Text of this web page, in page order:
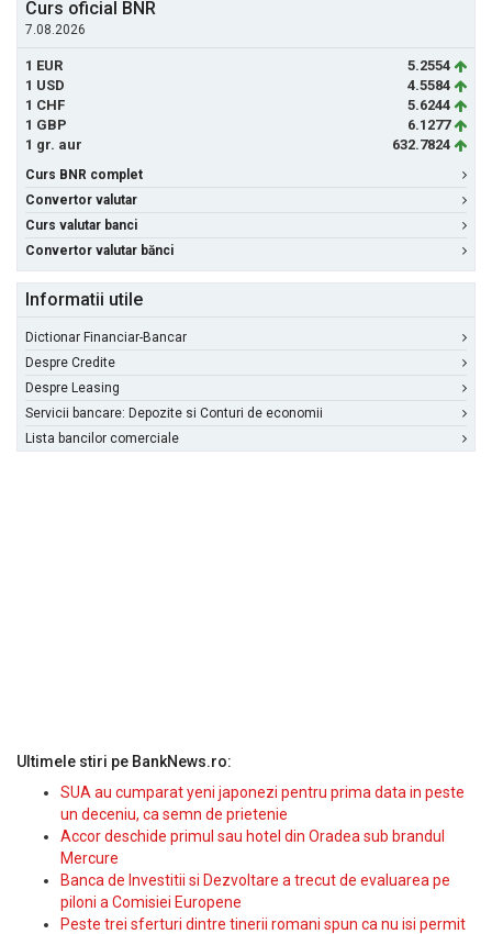
Curs oficial BNR
7.08.2026
1 EUR
5.2554
1 USD
4.5584
1 CHF
5.6244
1 GBP
6.1277
1 gr. aur
632.7824
Curs BNR complet
Convertor valutar
Curs valutar banci
Convertor valutar bănci
Informatii utile
Dictionar Financiar-Bancar
Despre Credite
Despre Leasing
Servicii bancare: Depozite si Conturi de economii
Lista bancilor comerciale
Ultimele stiri pe BankNews.ro:
SUA au cumparat yeni japonezi pentru prima data in peste
un deceniu, ca semn de prietenie
Accor deschide primul sau hotel din Oradea sub brandul
Mercure
Banca de Investitii si Dezvoltare a trecut de evaluarea pe
piloni a Comisiei Europene
Peste trei sferturi dintre tinerii romani spun ca nu isi permit